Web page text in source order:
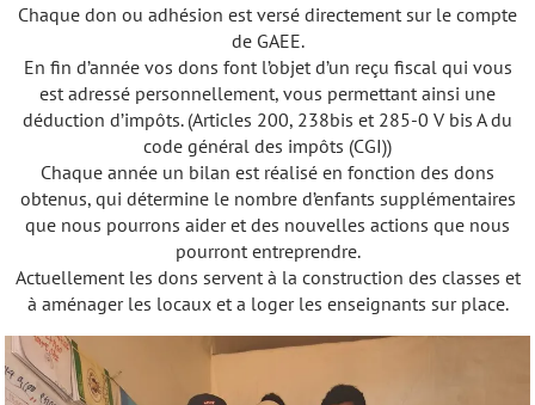
Chaque don ou adhésion est versé directement sur le compte
de GAEE.
En fin d’année vos dons font l’objet d’un reçu fiscal qui vous
est adressé personnellement, vous permettant ainsi une
déduction d’impôts. (Articles 200, 238bis et 285-0 V bis A du
code général des impôts (CGI))
Chaque année un bilan est réalisé en fonction des dons
obtenus, qui détermine le nombre d’enfants supplémentaires
que nous pourrons aider et des nouvelles actions que nous
pourront entreprendre.
Actuellement les dons servent à la construction des classes et
à aménager les locaux et a loger les enseignants sur place.